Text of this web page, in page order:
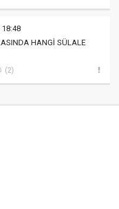
HANGİ SÜLALE
(2)